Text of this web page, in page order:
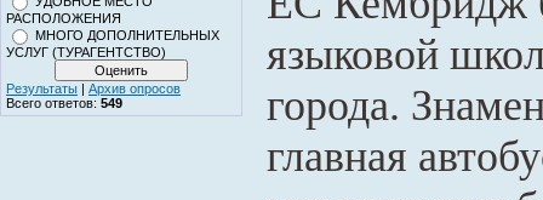
РАСПОЛОЖЕНИЯ
МНОГО ДОПОЛНИТЕЛЬНЫХ
УСЛУГ (ТУРАГЕНТСТВО)
Результаты | Архив опросов
Всего ответов: 549
языковой
города.
главная